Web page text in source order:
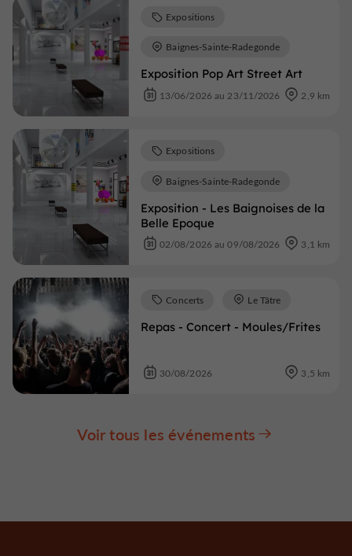
Exposition Pop Art Street Art
Expositions
Baignes-Sainte-Radegonde
13/06/2026 au 23/11/2026 2,9 km
Exposition - Les Baignoises de la
Belle Epoque
Expositions
Baignes-Sainte-Radegonde
02/08/2026 au 09/08/2026 3,1 km
Repas - Concert - Moules/Frites
Concerts Le Tâtre
30/08/2026 3,5 km
Voir tous les événements